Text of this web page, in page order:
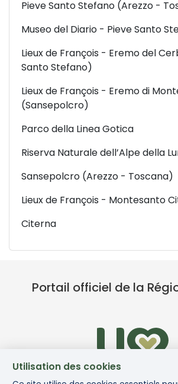
Pieve Santo Stefano (Arezzo -
Museo del Diario - Pieve Santo
Lieux de François - Eremo del
Santo Stefano)
Lieux de François - Eremo di
(Sansepolcro)
Parco della Linea Gotica
Riserva Naturale dell’Alpe della
Sansepolcro (Arezzo - Toscana)
Lieux de François - Montesanto
Citerna
Portail officiel de la
Utilisation des cookies